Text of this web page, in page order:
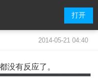
打开
2014-05-21 04:40
没有反应了。